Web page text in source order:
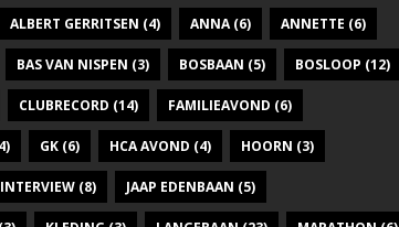
ALBERT GERRITSEN (4) ANNA(6) ANNETTE (6)
BAS VAN NISPEN (3) BOSBAAN (5) BOSLOOP (12)
CLUBRECORD (14) FAMILIEAVOND (6)
GK (6) HCA AVOND (4) HOORN (3)
INTERVIEW (8) JAAP EDENBAAN (5)